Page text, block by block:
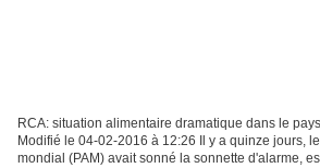
RCA: situation alimentaire dramatique dans le
Modifié le 04-02-2016 à 12:26 Il y a quinze jours,
mondial (PAM) avait sonné la sonnette d'alarme,